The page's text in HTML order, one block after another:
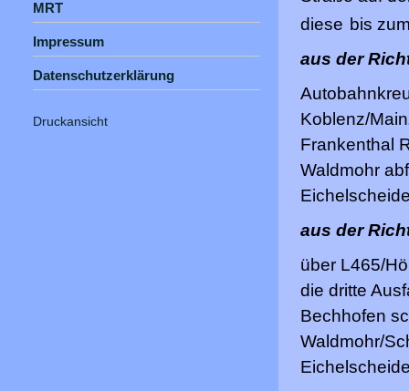
MRT
Impressum
Datenschutzerklärung
Druckansicht
diese bis
aus der
Koblenz/
Frankenthal
Waldmohr
aus der
über L465/
die dritte
Bechhofen
Waldmohr/